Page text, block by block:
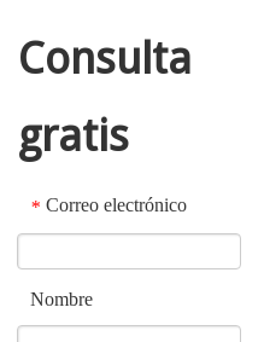
Consulta
gratis
* Correo electrónico
Nombre